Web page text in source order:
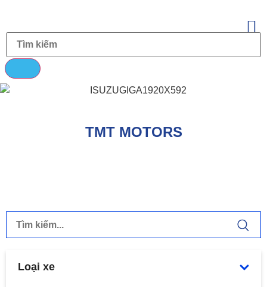
TMT MOTORS
Loại xe